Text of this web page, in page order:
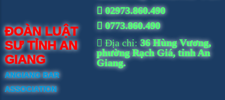
ĐOÀN LUẬT
SƯ TỈNH AN
GIANG
ANGIANG BAR
ASSOCIATION
02973.860.490
0773.860.490
Địa chỉ: 36 Hùng Vương,
phường Rạch Giá, tỉnh An
Giang.